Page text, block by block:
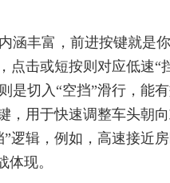
涵丰富，前进按键就是
击或短按则对应低速“
是切入“空挡”滑行，能
用于快速调整车头朝
逻辑，例如，高速接近
现。